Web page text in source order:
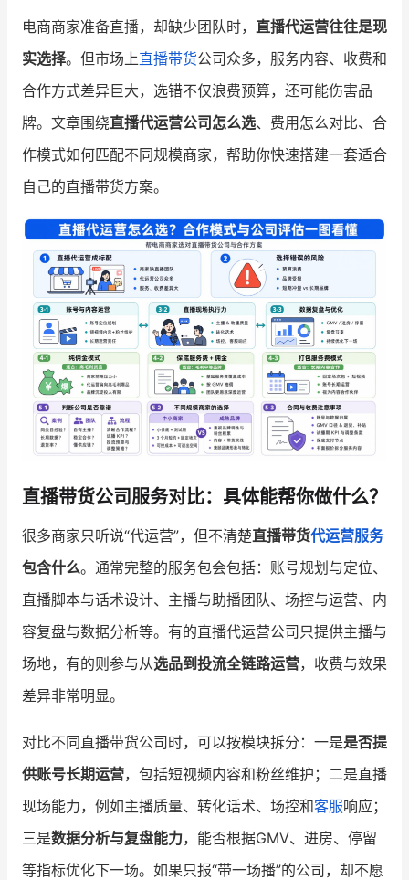
品牌消费观
新零售资讯
培训课程
增长俱乐部
增长俱乐部 有赞商盟
商家社区 社群交流
合作共进
入驻有赞 认证代理商
认证服务商 设计服务商
电商商家准备直播，却缺少团队时， 直播代运营往往是现
实选择。但市场上直播带货公司众多，服务内容、收费和
合作方式差异巨大，选错不仅浪费预算，还可能伤害品
牌。文章围绕直播代运营公司怎么选、费用怎么对比、合
作模式如何匹配不同规模商家，帮助你快速搭建一套适合
自己的直播带货方案。
直播带货公司服务对比：具体能帮你做什么？
很多商家只听说“代运营”，但不清楚直播带货代运营服务
包含什么。通常完整的服务包会包括：账号规划与定位、
直播脚本与话术设计、主播与助播团队、场控与运营、内
容复盘与数据分析等。有的直播代运营公司只提供主播与
场地，有的则参与从选品到投流全链路运营，收费与效果
差异非常明显。
对比不同直播带货公司时，可以按模块拆分：一是是否提
供账号长期运营，包括短视频内容和粉丝维护；二是直播
现场能力，例如主播质量、转化话术、场控和客服响应；
三是数据分析与复盘能力，能否根据GMV、进房、停留
等指标优化下一场。如果只报“带一场播”的公司，却不愿